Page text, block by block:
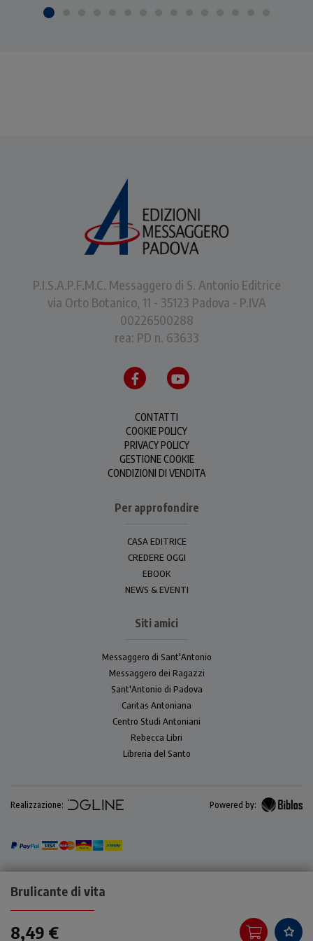
Brulicante di vita
8,49 €
P.I.S.A.P.F.M.C. Messaggero di S. Antonio Editrice
via Orto Botanico, 11 - 35123 Padova - P.IVA
00226500288
rea: PD n. 63633
CONTATTI
COOKIE POLICY
PRIVACY POLICY
GESTIONE COOKIE
CONDIZIONI DI VENDITA
Per approfondire
CASA EDITRICE
CREDERE OGGI
EBOOK
NEWS & EVENTI
Siti amici
Messaggero di Sant'Antonio
Messaggero dei Ragazzi
Sant'Antonio di Padova
Caritas Antoniana
Centro Studi Antoniani
Rebecca Libri
Libreria del Santo
Realizzazione: Powered by: